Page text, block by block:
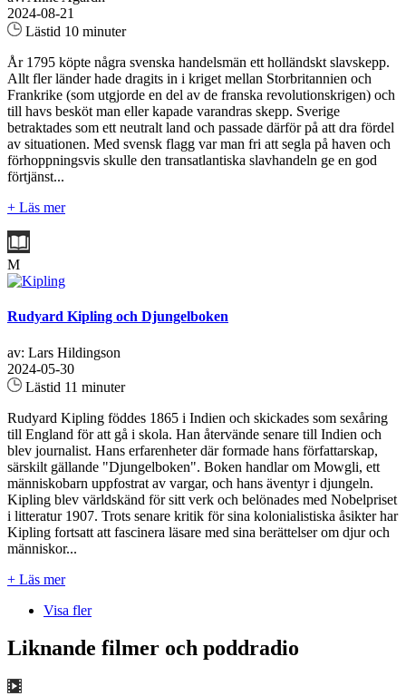
2024-08-21
Lästid 10 minuter
År 1795 köpte några svenska handelsmän ett holländskt slavskepp.
Allt fler länder hade dragits in i kriget mellan Storbritannien och
Frankrike (som utgjorde en del av de franska revolutionskrigen) och
till havs besköt man eller kapade varandras skepp. Sverige
betraktades som ett neutralt land och passade därför på att dra fördel
av situationen. Med svensk flagg var man fri att segla på haven och
förhoppningsvis skulle den transatlantiska slavhandeln ge en god
förtjänst...
+ Läs mer
M
Rudyard Kipling och Djungelboken
av: Lars Hildingson
2024-05-30
Lästid 11 minuter
Rudyard Kipling föddes 1865 i Indien och skickades som sexåring
till England för att gå i skola. Han återvände senare till Indien och
blev journalist. Hans erfarenheter där formade hans författarskap,
särskilt gällande "Djungelboken". Boken handlar om Mowgli, ett
människobarn uppfostrat av vargar, och hans äventyr i djungeln.
Kipling blev världskänd för sitt verk och belönades med Nobelpriset
i litteratur 1907. Trots senare kritik för sina kolonialistiska åsikter har
Kipling fortsatt att fascinera läsare med sina berättelser om djur och
människor...
+ Läs mer
Visa fler
Liknande filmer och poddradio